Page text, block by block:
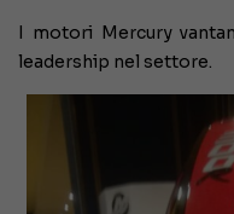
I motori Mercury
leadership nel settore.